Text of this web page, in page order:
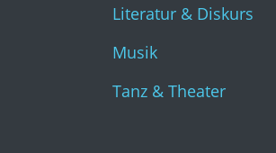
Literatur & Diskurs
Musik
Tanz & Theater